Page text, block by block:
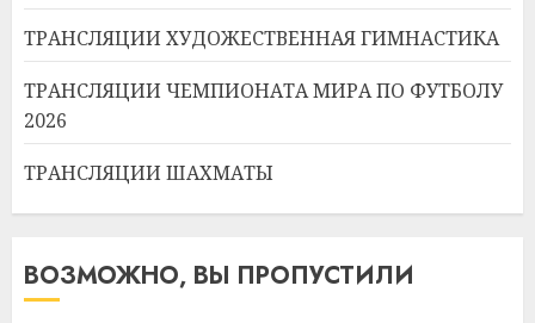
ТРАНСЛЯЦИИ ХУДОЖЕСТВЕННАЯ ГИМНАСТИКА
ТРАНСЛЯЦИИ ЧЕМПИОНАТА МИРА ПО ФУТБОЛУ
2026
ТРАНСЛЯЦИИ ШАХМАТЫ
ВОЗМОЖНО, ВЫ ПРОПУСТИЛИ